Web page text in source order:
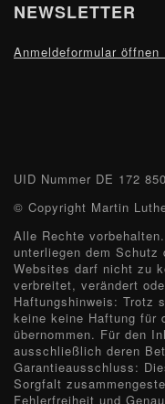
NEWSLETTER
Anmeldeformular öffnen
UID Nummer DE 172
© Copyright Martin
Alle Rechte
unterliegen dem
Websites darf nicht zu
verbreitet, verändert
Haftungshinweis: Trotz
keine keine Haftung für
übernommen. Für den
ausschließlich deren
Garantieausschluss:
Sorgfalt
Fehlerfreiheit und